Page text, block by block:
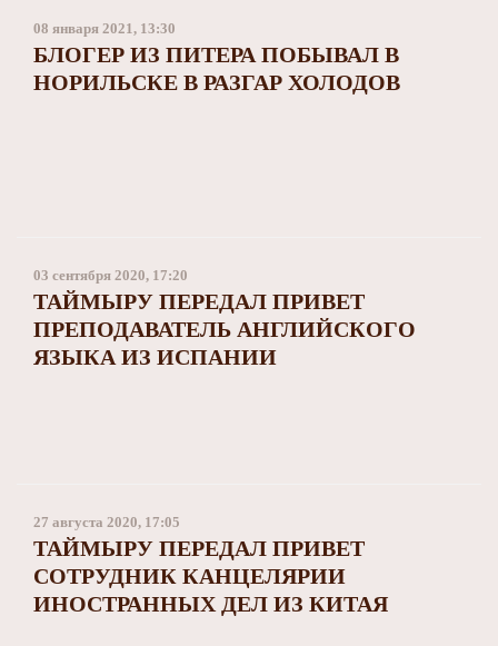
08 января 2021, 13:30
БЛОГЕР ИЗ ПИТЕРА ПОБЫВАЛ В
НОРИЛЬСКЕ В РАЗГАР ХОЛОДОВ
03 сентября 2020, 17:20
ТАЙМЫРУ ПЕРЕДАЛ ПРИВЕТ
ПРЕПОДАВАТЕЛЬ АНГЛИЙСКОГО
ЯЗЫКА ИЗ ИСПАНИИ
27 августа 2020, 17:05
ТАЙМЫРУ ПЕРЕДАЛ ПРИВЕТ
СОТРУДНИК КАНЦЕЛЯРИИ
ИНОСТРАННЫХ ДЕЛ ИЗ КИТАЯ